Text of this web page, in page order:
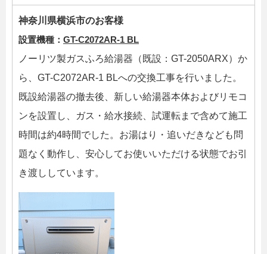
神奈川県横浜市のお客様
設置機種： GT-C2072AR-1 BL
ノーリツ製ガスふろ給湯器（既設：GT-2050ARX）か
ら、GT-C2072AR-1 BLへの交換工事を行いました。
既設給湯器の撤去後、新しい給湯器本体およびリモコ
ンを設置し、ガス・給水接続、試運転まで含めて施工
時間は約4時間でした。お湯はり・追いだきなども問
題なく動作し、安心してお使いいただける状態でお引
き渡ししています。